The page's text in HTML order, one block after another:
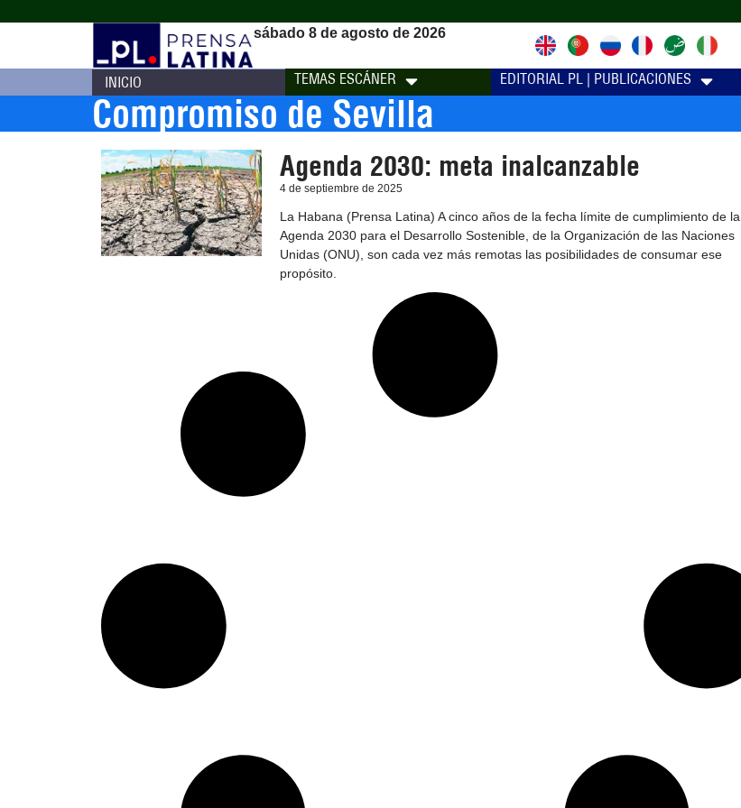
sábado 8 de agosto de 2026
INICIO TEMAS ESCÁNER EDITORIAL PL | PUBLICACIONES
Compromiso de Sevilla
Agenda 2030: meta inalcanzable
4 de septiembre de 2025
La Habana (Prensa Latina) A cinco años de la fecha límite de cumplimiento de la
Agenda 2030 para el Desarrollo Sostenible, de la Organización de las Naciones
Unidas (ONU), son cada vez más remotas las posibilidades de consumar ese
propósito.